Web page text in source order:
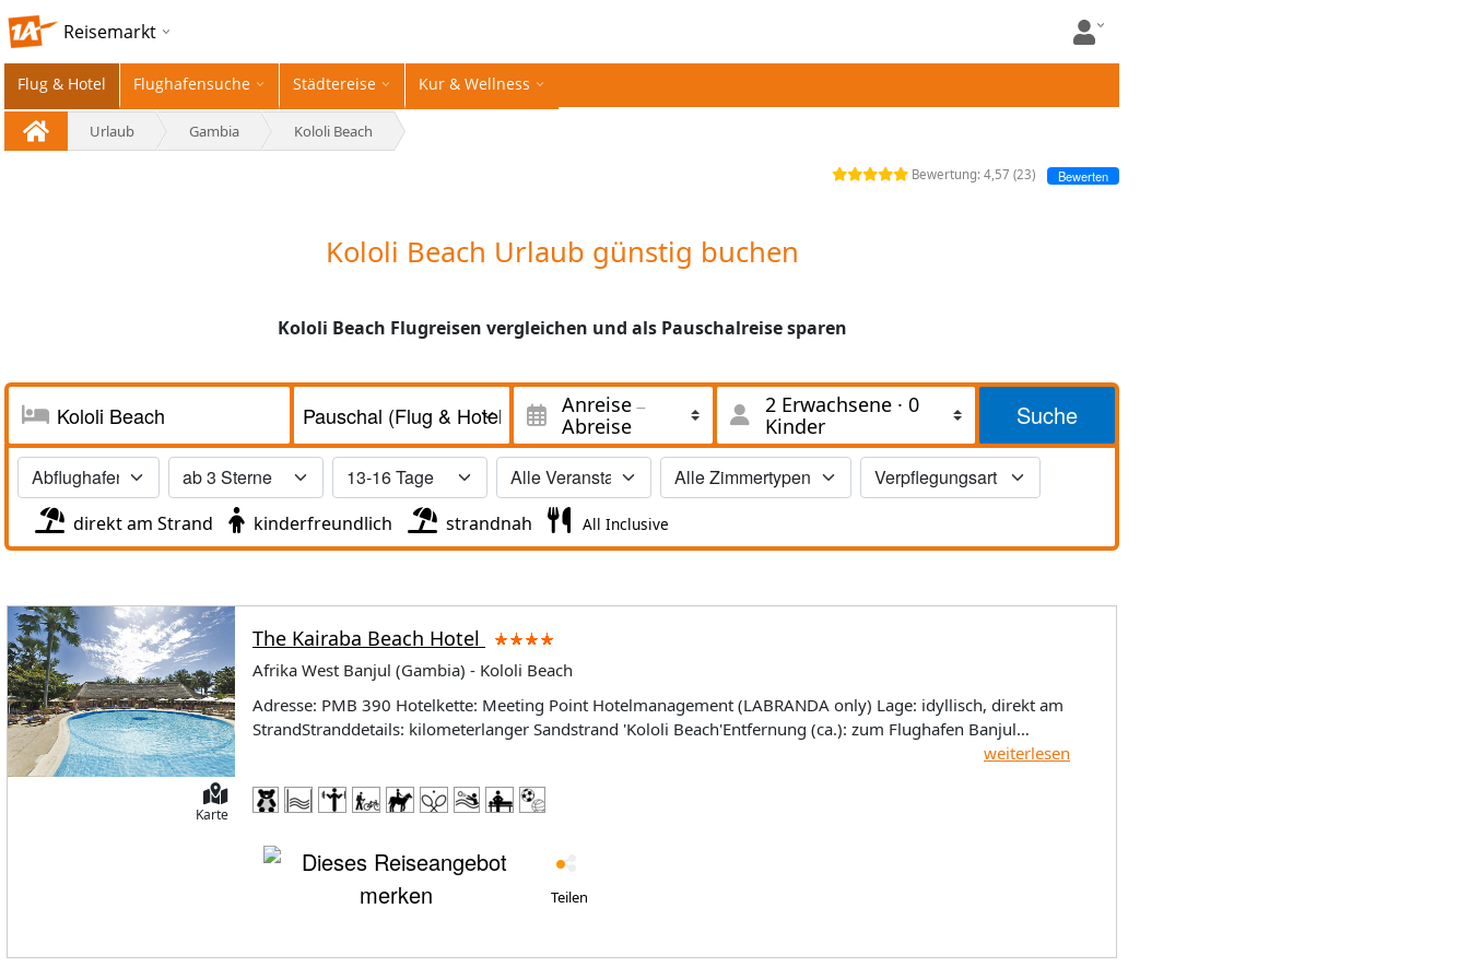
Reisemarkt
Flug & Hotel Flughafensuche Städtereise Kur & Wellness
Urlaub Gambia Kololi Beach
Bewertung: 4,57 (23) Bewerten
Kololi Beach Urlaub günstig buchen
Kololi Beach Flugreisen vergleichen und als Pauschalreise sparen
Anreise
Abreise
2 Erwachsene · 0
Kinder
Suche
direkt am Strand kinderfreundlich strandnah All Inclusive
Karte
The Kairaba Beach Hotel
Afrika West Banjul (Gambia) - Kololi Beach
Adresse: PMB 390 Hotelkette: Meeting Point Hotelmanagement (LABRANDA only) Lage: idyllisch, direkt am
StrandStranddetails: kilometerlanger Sandstrand 'Kololi Beach'Entfernung (ca.): zum Flughafen Banjul
International Airport: 20 Fahrminuten, zum Stadt-/Ortszentrum: 1 km, zum Ort Banjul: 30 Fahrminuten, zu
Park: 10 Gehminuten Ausstattung: Anzahl Hauptgebäude: 1, Anzahl Stockwerke: 2Anzahl
(inklusive), in allen öffentlichen BereichenAnzahl Restaurants insgesamt: 4Buffet-Restaurant 'King fisher',
InnenbereichBistro, Fusionsküche 'Casa fernando', AußenbereichA-la-carte-Restaurant/Gourmetrestaurant
'Shikra' mit internationaler KücheMeeresfrüchtespezialitätenrestaurant 'Malimbe' mit international,
weiterlesen
Teilen